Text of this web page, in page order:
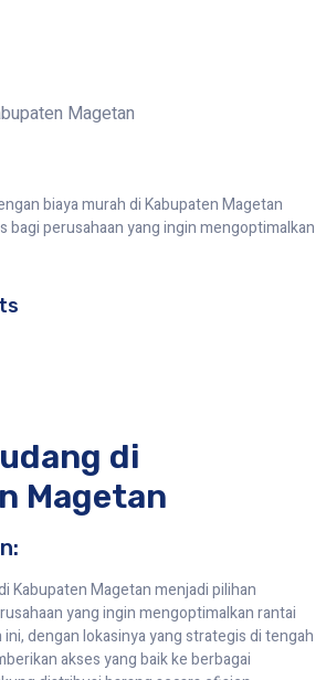
Magetan
biaya murah di Kabupaten Magetan
bagi perusahaan yang ingin mengoptimalkan
di
Magetan
Kabupaten Magetan menjadi pilihan
yang ingin mengoptimalkan rantai
ini, dengan lokasinya yang strategis di tengah
akses yang baik ke berbagai